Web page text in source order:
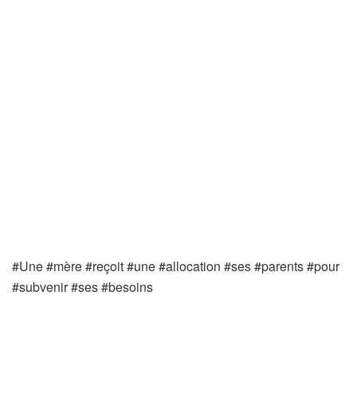
#Une #mère #reçoit #une #allocation #ses #parents #pour
#subvenir #ses #besoins